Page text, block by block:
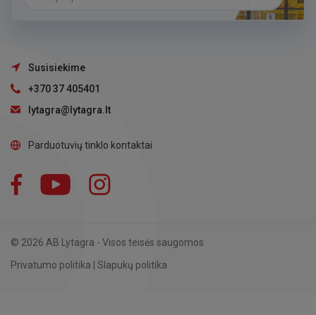
Susisiekime
+370 37 405401
lytagra@lytagra.lt
Parduotuvių tinklo kontaktai
Facebook YouTube
© 2026 AB Lytagra - Visos teisės saugomos
Privatumo politika
Slapukų politika